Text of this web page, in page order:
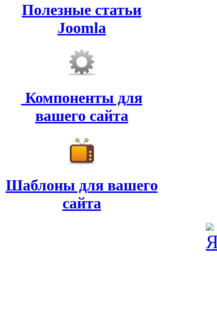
Полезные статьи
Joomla
Компоненты для
вашего сайта
Шаблоны для вашего
сайта